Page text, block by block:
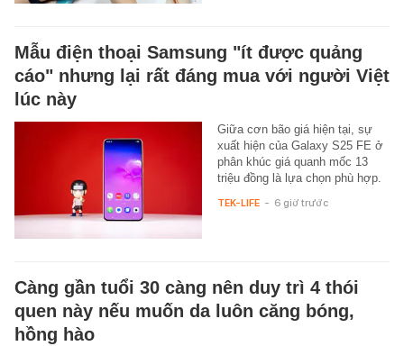
Mẫu điện thoại Samsung "ít được quảng
cáo" nhưng lại rất đáng mua với người Việt
lúc này
Giữa cơn bão giá hiện tại, sự
xuất hiện của Galaxy S25 FE ở
phân khúc giá quanh mốc 13
triệu đồng là lựa chọn phù hợp.
TEK-LIFE - 6 giờ trước
Càng gần tuổi 30 càng nên duy trì 4 thói
quen này nếu muốn da luôn căng bóng,
hồng hào